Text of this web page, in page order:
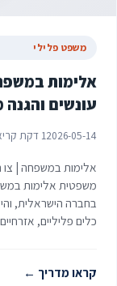
משפט פלילי
אלימות
עונשים
2026-05-141 דקת קריאה
אלימות במשפחה | צו
משפטית אלימות
בחברה הישראלית,
כלים פליליים,
קראו מדריך